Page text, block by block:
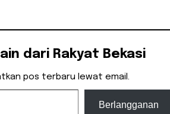
dari Rakyat Bekasi
pos terbaru lewat email.
Berlangganan